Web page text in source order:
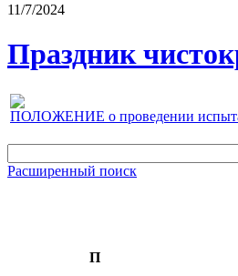
11/7/2024
Праздник
ПОЛОЖЕНИЕ о проведении
Расширенный поиск
П